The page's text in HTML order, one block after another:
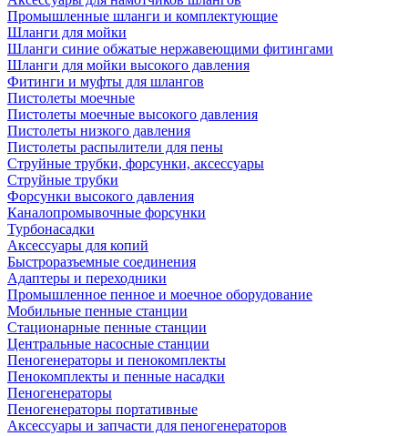
Промышленные шланги и комплектующие
Шланги для мойки
Шланги синие обжатые нержавеющими фитингами
Шланги для мойки высокого давления
Фитинги и муфты для шлангов
Пистолеты моечные
Пистолеты моечные высокого давления
Пистолеты низкого давления
Пистолеты распылители для пены
Струйные трубки, форсунки, аксессуары
Струйные трубки
Форсунки высокого давления
Каналопромывочные форсунки
Турбонасадки
Аксессуары для копий
Быстроразъемные соединения
Адаптеры и переходники
Промышленное пенное и моечное оборудование
Мобильные пенные станции
Стационарные пенные станции
Центральные насосные станции
Пеногенераторы и пенокомплекты
Пенокомплекты и пенные насадки
Пеногенераторы
Пеногенераторы портативные
Аксессуары и запчасти для пеногенераторов